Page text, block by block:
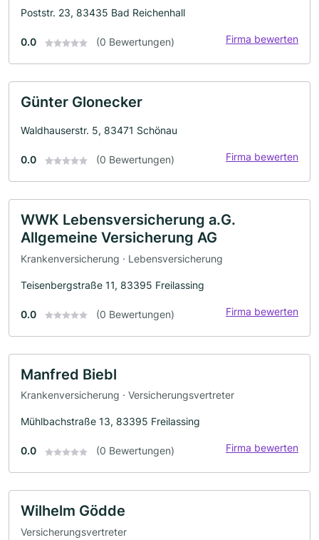
Poststr. 23, 83435 Bad Reichenhall
0.0 (0 Bewertungen) Firma bewerten
Günter Glonecker
Waldhauserstr. 5, 83471 Schönau
0.0 (0 Bewertungen) Firma bewerten
WWK Lebensversicherung a.G.
Allgemeine Versicherung AG
Krankenversicherung · Lebensversicherung
Teisenbergstraße 11, 83395 Freilassing
0.0 (0 Bewertungen) Firma bewerten
Manfred Biebl
Krankenversicherung · Versicherungsvertreter
Mühlbachstraße 13, 83395 Freilassing
0.0 (0 Bewertungen) Firma bewerten
Wilhelm Gödde
Versicherungsvertreter